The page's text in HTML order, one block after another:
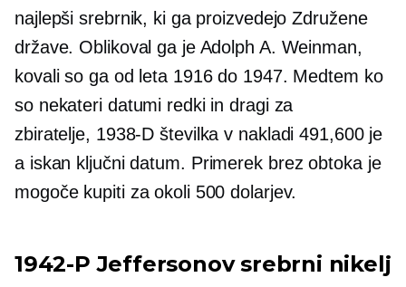
najlepši srebrnik, ki ga proizvedejo Združene
države. Oblikoval ga je Adolph A. Weinman,
kovali so ga od leta 1916 do 1947. Medtem ko
so nekateri datumi redki in dragi za
zbiratelje, 1938-D številka v nakladi 491,600 je
a iskan ključni datum. Primerek brez obtoka je
mogoče kupiti za okoli 500 dolarjev.
1942-P Jeffersonov srebrni nikelj